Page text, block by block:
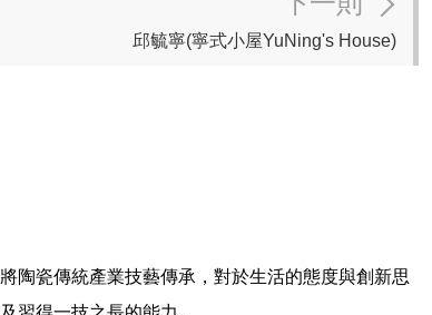
邱毓寧(寧式小屋YuNing's House)
陶瓷傳統產業技藝傳承，對於生活的態度與創新思